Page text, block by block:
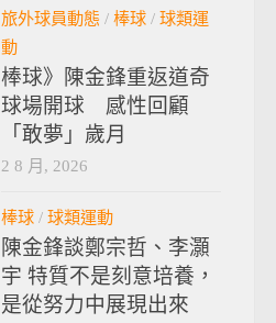
旅外球員動態 / 棒球 / 球類運
動
棒球》陳金鋒重返道奇
球場開球 感性回顧
「敢夢」歲月
2 8 月, 2026
棒球 / 球類運動
陳金鋒談鄭宗哲、李灝
宇 特質不是刻意培養，
是從努力中展現出來